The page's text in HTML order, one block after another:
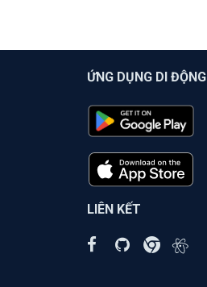
ỨNG DỤNG DI ĐỘNG
LIÊN KẾT